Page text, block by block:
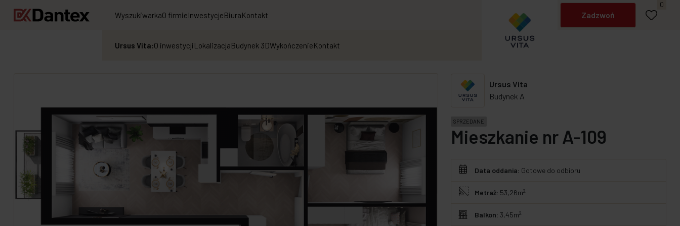
WyszukiwarkaO firmieInwestycjeBiuraKontakt
Zadzwoń
0
Ursus Vita:O inwestycjiLokalizacjaBudynek 3DWykończenieKontakt
Ursus Vita
Budynek A
SPRZEDANE
Mieszkanie nr A-109
Data oddania: Gotowe do odbioru
Metraż: 53,26m2
Balkon: 3,45m2